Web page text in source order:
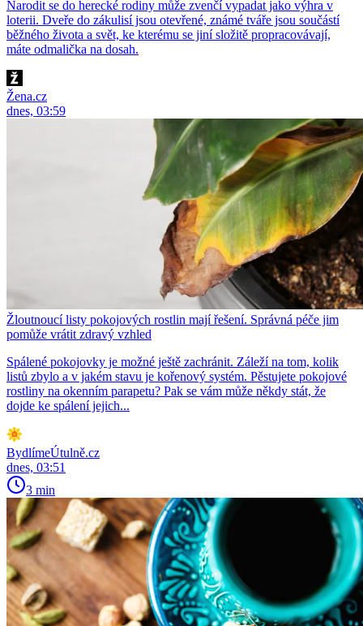
Narodit se do herecké rodiny může zvenčí vypadat jako výhra v
loterii. Dveře do zákulisí jsou otevřené, známé tváře jsou součástí
běžného života a svět, ke kterému se jiní složitě propracovávají,
máte odmalička na dosah.
Žena.cz
dnes, 03:59
Žloutnoucí listy pokojových rostlin mají řešení. Správná péče jim
pomůže vrátit zdravý vzhled
Spálené pokojovky je možné ještě zachránit. Záleží na tom, kolik
listů zbylo a v jakém stavu je kořenový systém. Pěstujete pokojové
rostliny na okenním parapetu? Pak se vám může někdy stát, že
dojde ke spálení jejich...
BydlímeÚtulně.cz
dnes, 03:51
3 min